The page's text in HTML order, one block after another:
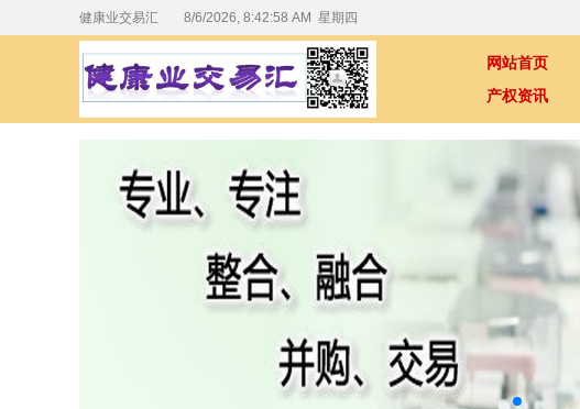
健康业交易汇 8/6/2026, 8:42:59 AM 星期四
网站首页
产权资讯